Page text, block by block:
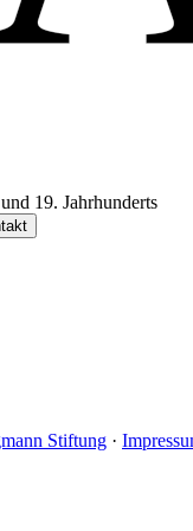
19. Jahrhunderts
Stiftung ·